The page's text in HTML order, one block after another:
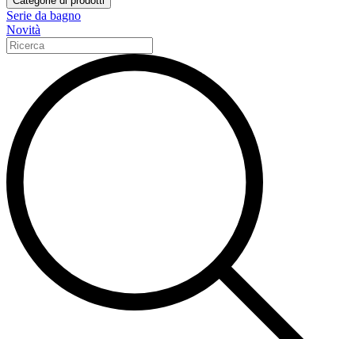
Serie da bagno
Novità